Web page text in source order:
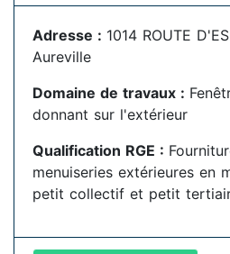
Adresse : 1014 ROUTE
Aureville
Domaine de travaux :
donnant sur l'extérieur
Qualification RGE :
menuiseries extérieures en
petit collectif et petit